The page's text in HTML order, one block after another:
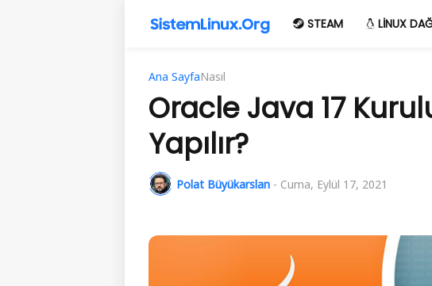
STEAM LINUX
Ana SayfaNasıl
Oracle Java 17
Yapılır?
Polat Büyükarslan - Cuma, Eylül 17, 2021